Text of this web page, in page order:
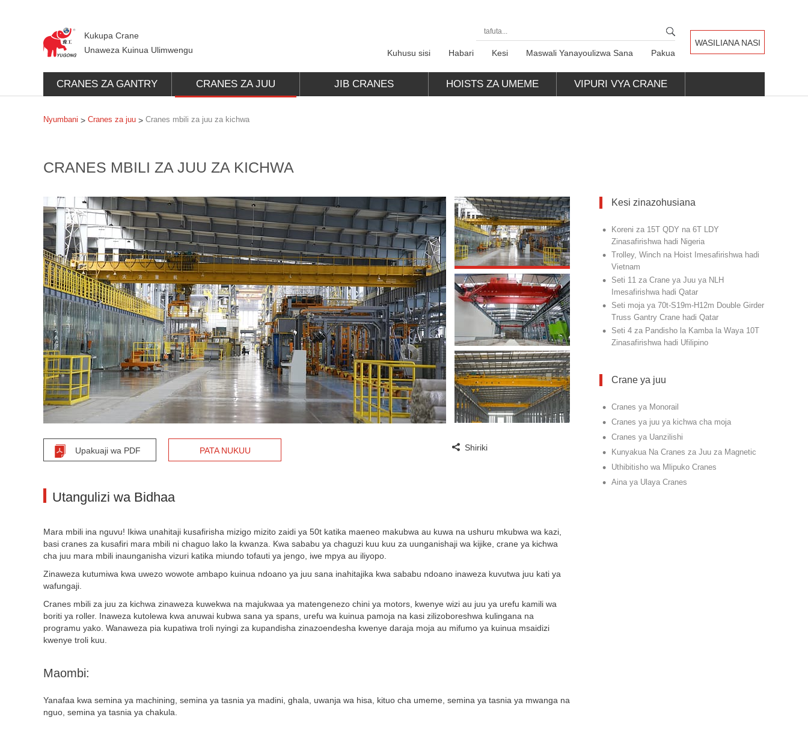
Kukupa Crane
Unaweza Kuinua Ulimwengu
WASILIANA NASI
Kuhusu sisi
Habari Kesi Maswali Yanayoulizwa Sana Pakua
CRANES ZA GANTRY CRANES ZA JUU JIB CRANES HOISTS ZA UMEME VIPURI VYA CRANE
Nyumbani > Cranes za juu > Cranes mbili za juu za kichwa
CRANES MBILI ZA JUU ZA KICHWA
Upakuaji wa PDF PATA NUKUU Shiriki
Utangulizi wa Bidhaa
Mara mbili ina nguvu! Ikiwa unahitaji kusafirisha mizigo mizito zaidi ya 50t katika maeneo makubwa au kuwa na ushuru mkubwa wa kazi,
basi cranes za kusafiri mara mbili ni chaguo lako la kwanza. Kwa sababu ya chaguzi kuu kuu za uunganishaji wa kijike, crane ya kichwa
cha juu mara mbili inaunganisha vizuri katika miundo tofauti ya jengo, iwe mpya au iliyopo.
Zinaweza kutumiwa kwa uwezo wowote ambapo kuinua ndoano ya juu sana inahitajika kwa sababu ndoano inaweza kuvutwa juu kati ya
wafungaji.
Cranes mbili za juu za kichwa zinaweza kuwekwa na majukwaa ya matengenezo chini ya motors, kwenye wizi au juu ya urefu kamili wa
boriti ya roller. Inaweza kutolewa kwa anuwai kubwa sana ya spans, urefu wa kuinua pamoja na kasi zilizoboreshwa kulingana na
programu yako. Wanaweza pia kupatiwa troli nyingi za kupandisha zinazoendesha kwenye daraja moja au mifumo ya kuinua msaidizi
kwenye troli kuu.
Maombi:
Yanafaa kwa semina ya machining, semina ya tasnia ya madini, ghala, uwanja wa hisa, kituo cha umeme, semina ya tasnia ya mwanga na
nguo, semina ya tasnia ya chakula.
Kesi zinazohusiana
•
Koreni za 15T QDY na 6T LDY
Zinasafirishwa hadi Nigeria
• Trolley, Winch na Hoist Imesafirishwa hadi
Vietnam
•
Seti 11 za Crane ya Juu ya NLH
Imesafirishwa hadi Qatar
•
Seti moja ya 70t-S19m-H12m Double Girder
Truss Gantry Crane hadi Qatar
•
Seti 4 za Pandisho la Kamba la Waya 10T
Zinasafirishwa hadi Ufilipino
Crane ya juu
• Cranes ya Monorail
• Cranes ya juu ya kichwa cha moja
• Cranes ya Uanzilishi
• Kunyakua Na Cranes za Juu za Magnetic
• Uthibitisho wa Mlipuko Cranes
• Aina ya Ulaya Cranes